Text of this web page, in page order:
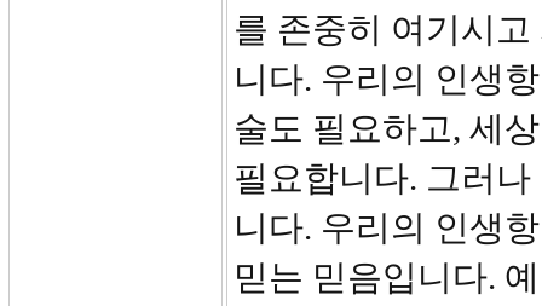
를 존중히 여기시
니다. 우리의 인생
술도 필요하고, 세
필요합니다. 그러
니다. 우리의 인생
믿는 믿음입니다.